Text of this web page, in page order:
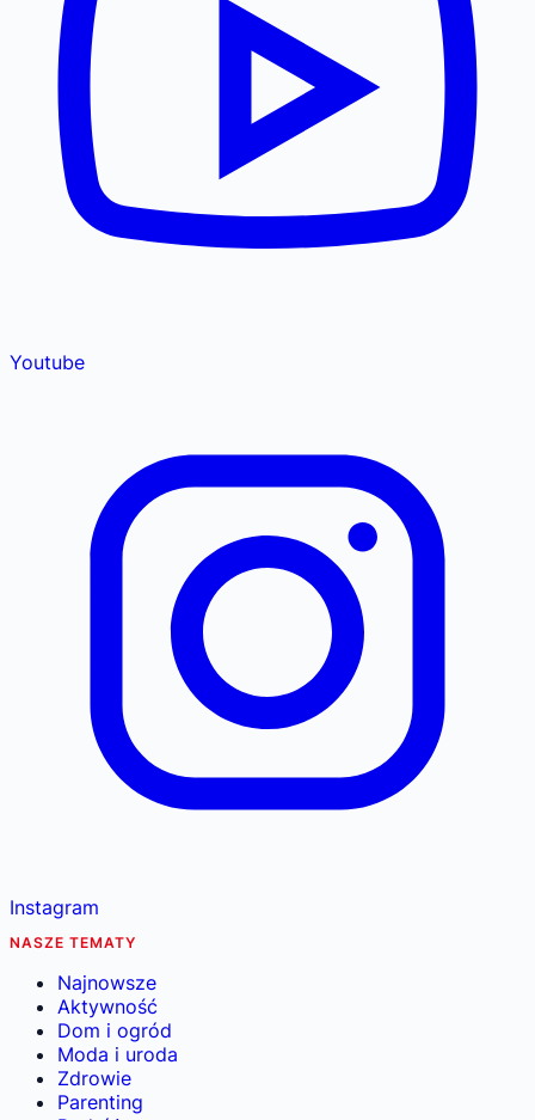
Youtube
Instagram
NASZE TEMATY
Najnowsze
Aktywność
Dom i ogród
Moda i uroda
Zdrowie
Parenting